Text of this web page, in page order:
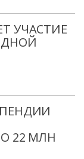
УЧАСТИЕ
22 МЛН